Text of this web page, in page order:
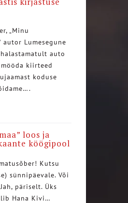
„Minu
autor Lumesegune
auto
kiirteed
koduse
loos ja
köögipool
Kutsu
sünnipäevale. Või
päriselt. Üks
Hana Kivi…